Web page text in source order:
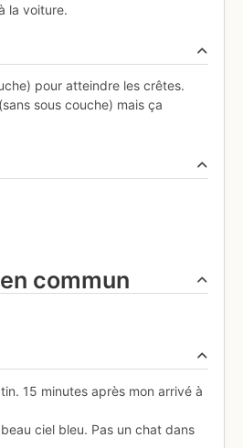
la voiture.
pour atteindre les crêtes.
sous couche) mais ça
commun
15 minutes après mon arrivé à
ciel bleu. Pas un chat dans